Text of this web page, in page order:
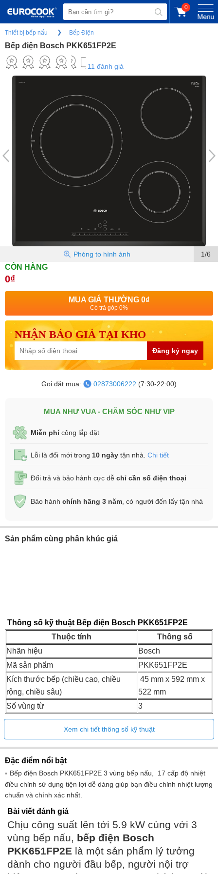
0
Thiết bị bếp nấu Bếp Điện
Bếp điện Bosch PKK651FP2E
11 đánh giá
1/6
Phóng to hình ảnh
CÒN HÀNG
0₫
MUA GIÁ THƯỜNG 0₫
Có trả góp 0%
NHẬN BÁO GIÁ TẠI KHO
Đăng ký ngay
Gọi đặt mua: 02873006222 (7:30-22:00)
MUA NHƯ VUA - CHĂM SÓC NHƯ VIP
Miễn phícông lắp đặt
Lỗi là đổi mới trong 10 ngày tận nhà. Chi tiết
Đổi trả và bảo hành cực dễ chỉ cần số điện thoại
Bảo hành chính hãng 3 năm , có người đến lấy tận nhà
Sản phẩm cùng phân khúc giá
Thông số kỹ thuật Bếp điện Bosch PKK651FP2E
Thuộc tính
Thông số
Nhãn hiệu
Bosch
Mã sản phẩm
PKK651FP2E
Kích thước bếp (chiều cao, chiều
rộng, chiều sâu)
45 mm x 592 mm x
522 mm​
Số vùng từ
3
Xem chi tiết thông số kỹ thuật
Đặc điểm nổi bật
Bếp điện Bosch PKK651FP2E 3 vùng bếp nấu, 17 cấp độ nhiệt
điều chỉnh sử dụng tiện lợi dễ dàng giúp bạn điều chỉnh nhiệt lượng
chuẩn và chính xác nhất.
Bài viết đánh giá
Chịu công suất lên tới 5.9 kW cùng với 3
vùng bếp nấu, bếp điện Bosch
PKK651FP2E là một sản phẩm lý tưởng
dành cho người đầu bếp, người nội trợ